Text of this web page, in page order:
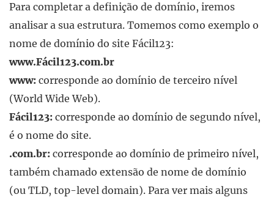
Para completar a definição de domínio, iremos
analisar a sua estrutura. Tomemos como exemplo o
nome de domínio do site Fácil123:
www.Fácil123.com.br
www: corresponde ao domínio de terceiro nível
(World Wide Web).
Fácil123: corresponde ao domínio de segundo nível,
é o nome do site.
.com.br: corresponde ao domínio de primeiro nível,
também chamado extensão de nome de domínio
(ou TLD, top-level domain). Para ver mais alguns